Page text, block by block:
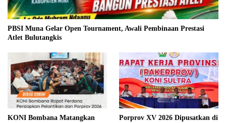
PBSI Muna Gelar Open Tournament, Awali Pembinaan Prestasi
Atlet Bulutangkis
KONI Bombana Matangkan
Porprov XV 2026 Dipusatkan di